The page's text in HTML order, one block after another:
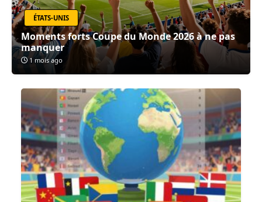
ÉTATS-UNIS
Moments forts Coupe du Monde 2026 à ne pas
manquer
1 mois ago